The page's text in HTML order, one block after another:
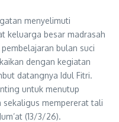
menyelimuti
keluarga besar madrasah
bulan suci
dengan kegiatan
datangnya Idul Fitri.
untuk menutup
sekaligus mempererat tali
(13/3/26).